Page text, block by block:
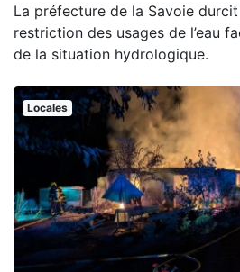
La préfecture de la Savoie
restriction des usages de l’eau
de la situation hydrologique.
Locales